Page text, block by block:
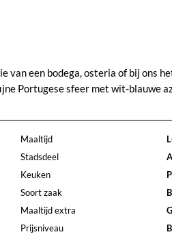
van een bodega, osteria of bij ons
Portugese sfeer met wit-blauwe
Maaltijd
Stadsdeel
Keuken
Soort zaak
Maaltijd extra
Prijsniveau